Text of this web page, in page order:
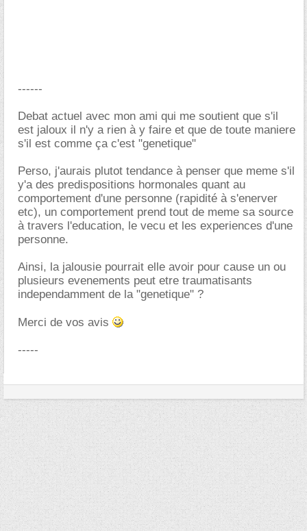
------
Debat actuel avec mon ami qui me soutient que s'il
est jaloux il n'y a rien à y faire et que de toute maniere
s'il est comme ça c'est "genetique"
Perso, j'aurais plutot tendance à penser que meme s'il
y'a des predispositions hormonales quant au
comportement d'une personne (rapidité à s'enerver
etc), un comportement prend tout de meme sa source
à travers l'education, le vecu et les experiences d'une
personne.
Ainsi, la jalousie pourrait elle avoir pour cause un ou
plusieurs evenements peut etre traumatisants
independamment de la "genetique" ?
Merci de vos avis
-----